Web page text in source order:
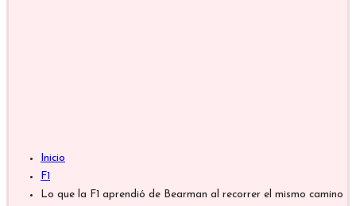
Inicio
F1
Lo que la F1 aprendió de Bearman al recorrer el mismo camino